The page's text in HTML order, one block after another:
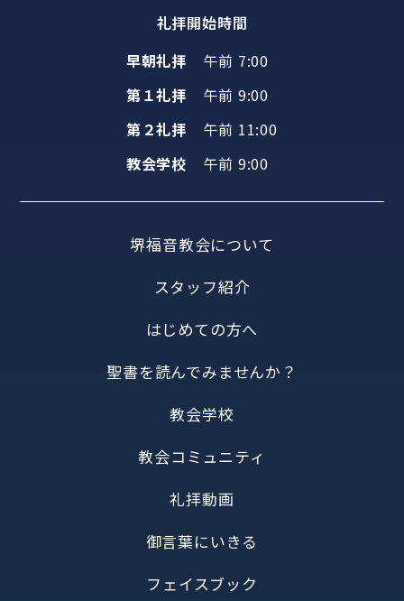
礼拝開始時間
早朝礼拝
午前 7:00
第１礼拝
午前 9:00
第２礼拝
午前 11:00
教会学校
午前 9:00
堺福音教会について
スタッフ紹介
はじめての方へ
聖書を読んでみませんか？
教会学校
教会コミュニティ
礼拝動画
御言葉にいきる
フェイスブック